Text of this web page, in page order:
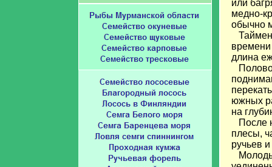
или
медно-
обычно
времени
длина
южных
на
После
плесы,
ручьев